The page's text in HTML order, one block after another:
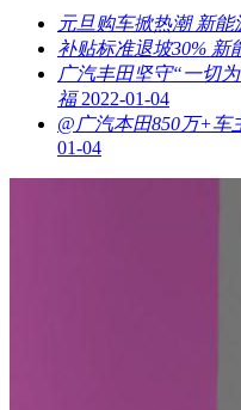
元旦购车掀热潮 新能
补贴标准退坡30% 新
广汽丰田坚守“一切
福 2022-01-04
@广汽本田850万+车
01-04